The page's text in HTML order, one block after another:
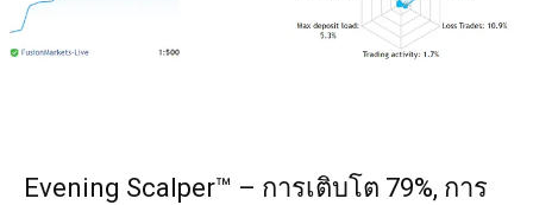
Evening Scalper™ – การเติบโต 79%, การ